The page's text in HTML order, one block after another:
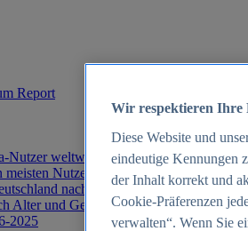
Report
Nutzer weltweit 2012-2025
Nutzern weltweit 2025
nach Generationen 2025
Alter und Geschlecht in Deutschland
2025
Wir respektieren Ihre
Diese Website und
eindeutige Kennungen
der Inhalt korrekt und
Cookie-Präferenzen
verwalten“. Wenn Sie